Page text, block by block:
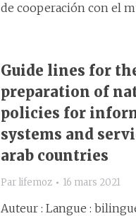
de cooperación con el
Guide lines for
preparation of
policies for
systems and
arab countries
Par lifemoz 16 mars 2021
Auteur : Langue :